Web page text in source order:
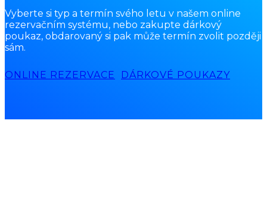
Vyberte si typ a termín svého letu v našem online
rezervačním systému, nebo zakupte dárkový
poukaz, obdarovaný si pak může termín zvolit později
sám.
ONLINE REZERVACE DÁRKOVÉ POUKAZY